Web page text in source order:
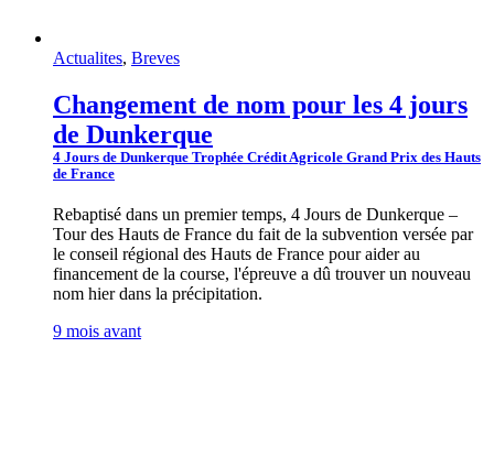
Actualites, Breves
Changement de nom pour les 4 jours
de Dunkerque
4 Jours de Dunkerque Trophée Crédit Agricole Grand Prix des Hauts
de France
Rebaptisé dans un premier temps, 4 Jours de Dunkerque –
Tour des Hauts de France du fait de la subvention versée par
le conseil régional des Hauts de France pour aider au
financement de la course, l'épreuve a dû trouver un nouveau
nom hier dans la précipitation.
9 mois avant